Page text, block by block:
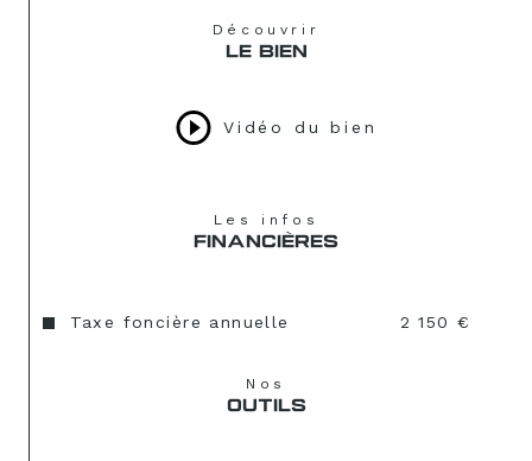
Découvrir
LE BIEN
Vidéo du bien
Les infos
FINANCIÈRES
Taxe foncière annuelle 2 150 €
Nos
OUTILS